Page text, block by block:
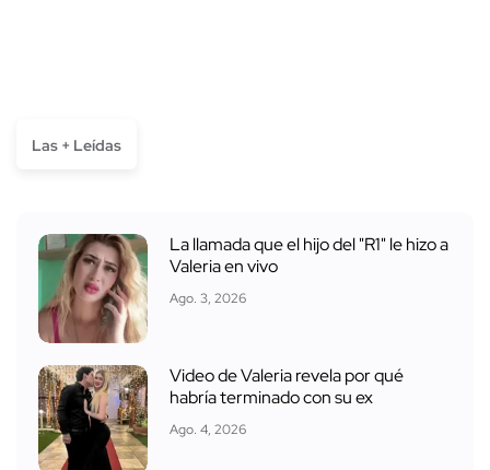
Las + Leídas
La llamada que el hijo del "R1" le hizo a
Valeria en vivo
Ago. 3, 2026
Video de Valeria revela por qué
habría terminado con su ex
Ago. 4, 2026